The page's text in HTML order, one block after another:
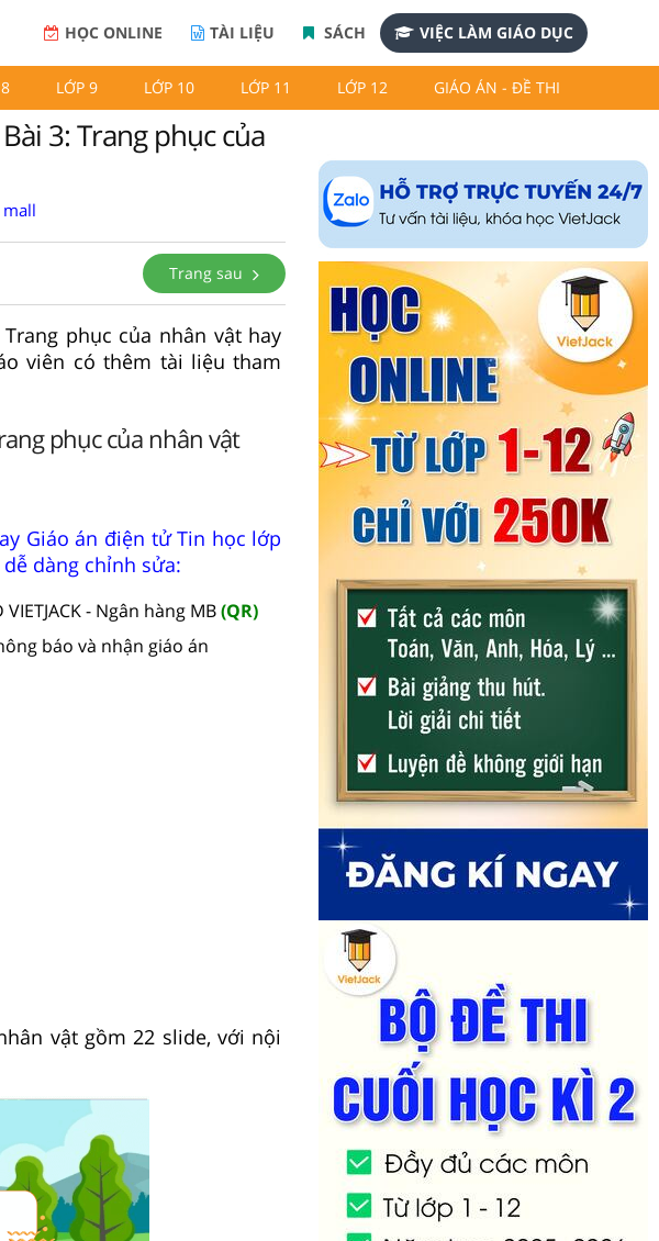
HỌC ONLINE TÀI LIỆU SÁCH VIỆC LÀM GIÁO DỤC
LỚP 9 LỚP 10 LỚP 11 LỚP 12 GIÁO ÁN - ĐỀ THI
3: Trang phục của
mall
Trang sau
phục của nhân vật hay
viên có thêm tài liệu tham
phục của nhân vật
Giáo án điện tử Tin học lớp
dàng chỉnh sửa:
- Ngân hàng MB(QR)
báo và nhận giáo án
vật gồm 22 slide, với nội